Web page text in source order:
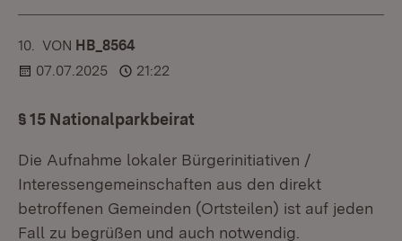
10. KOMMENTAR
VON :HB_8564
07.07.2025
21:22
§ 15 Nationalparkbeirat
Die Aufnahme lokaler Bürgerinitiativen /
Interessengemeinschaften aus den direkt
betroffenen Gemeinden (Ortsteilen) ist auf jeden
Fall zu begrüßen und auch notwendig.